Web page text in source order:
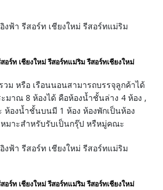
ร์ท เชียงใหม่ รีสอร์ทแม่ริม รีสอร์ทเชียงใหม่
วม หรือ เรือนนอนสามารถบรรจุลูกค้าได้
มาณ 8 ห้องได้ คือห้องน้ำชั้นล่าง 4 ห้อง ,
ห้องน้ำชั้นบนมี 1 ห้อง ห้องพักเป็นห้อง
มาะสำหรับรับเป็นกรุ๊ป หรืหมู่คณะ
ร์ท เชียงใหม่ รีสอร์ทแม่ริม รีสอร์ทเชียงใหม่